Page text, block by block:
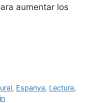
aumentar los
, Espanya, Lectura,